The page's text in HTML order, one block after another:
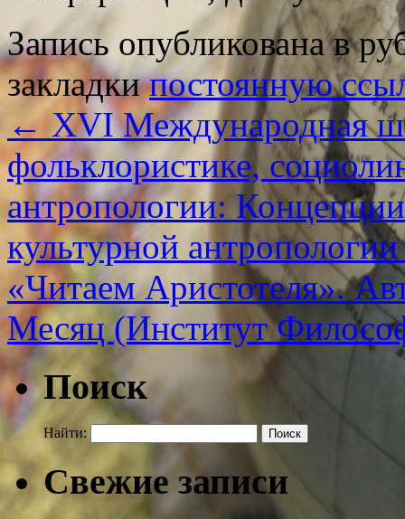
Запись опубликована в
закладкипостоянную
←XVI Международная
фольклористике,
антропологии:
культурной
«Читаем Аристотеля».
Месяц (Институт
Поиск
Найти:
Свежие записи